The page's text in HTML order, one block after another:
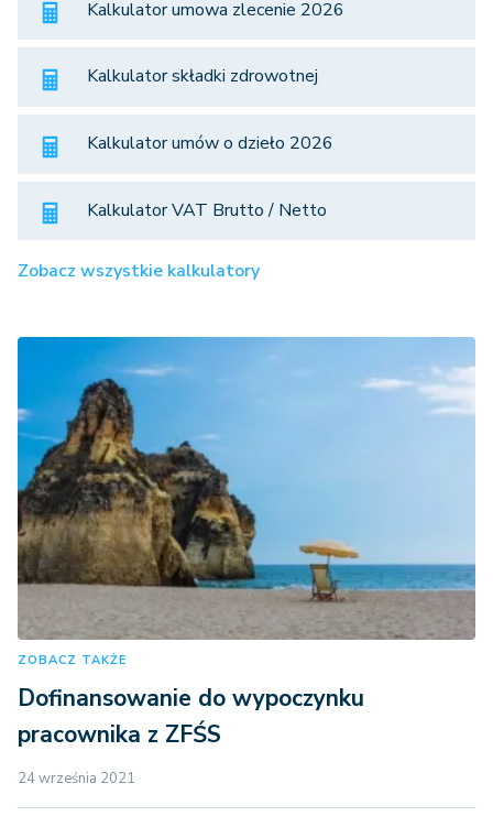
Kalkulator umowa zlecenie 2026
Kalkulator składki zdrowotnej
Kalkulator umów o dzieło 2026
Kalkulator VAT Brutto / Netto
Zobacz wszystkie kalkulatory
ZOBACZ TAKŻE
Dofinansowanie do wypoczynku
pracownika z ZFŚS
24 września 2021